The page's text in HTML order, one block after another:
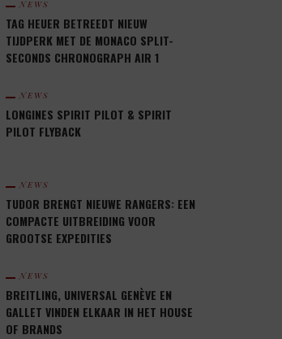
NEWS
TAG HEUER BETREEDT NIEUW
TIJDPERK MET DE MONACO SPLIT-
SECONDS CHRONOGRAPH AIR 1
NEWS
LONGINES SPIRIT PILOT & SPIRIT
PILOT FLYBACK
NEWS
TUDOR BRENGT NIEUWE RANGERS: EEN
COMPACTE UITBREIDING VOOR
GROOTSE EXPEDITIES
NEWS
BREITLING, UNIVERSAL GENÈVE EN
GALLET VINDEN ELKAAR IN HET HOUSE
OF BRANDS